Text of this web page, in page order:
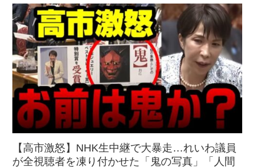
【高市激怒】NHK生中継で大暴走…れいわ議員
が全視聴者を凍り付かせた「鬼の写真」「人間